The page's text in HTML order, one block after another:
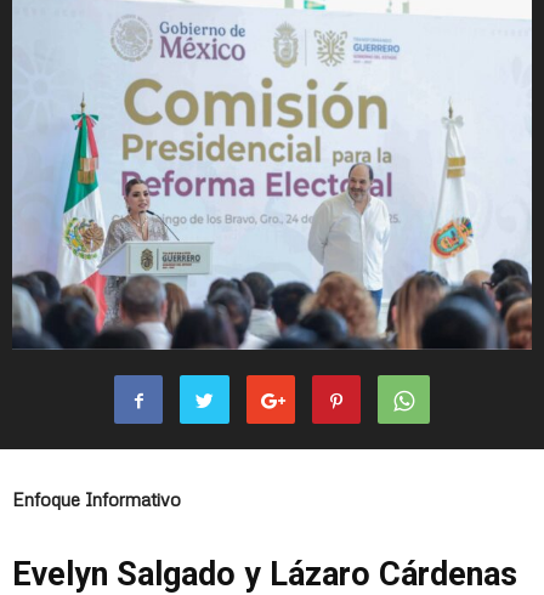
Enfoque Informativo
Evelyn Salgado y Lázaro Cárdenas